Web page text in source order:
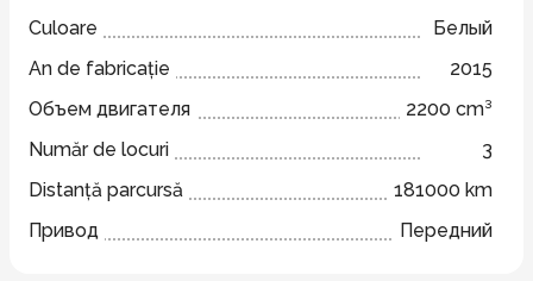
Culoare
Белый
An de fabricație
2015
Объем двигателя
2200 cm³
Număr de locuri
3
Distanță parcursă
181000 km
Привод
Передний